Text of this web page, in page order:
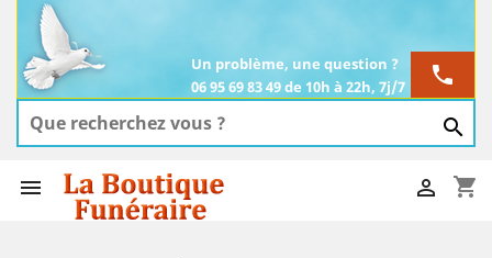
phone
Un problème, une question ?
06 95 69 83 49 de 10h à 22h, 7j/7

 shopping_cart
